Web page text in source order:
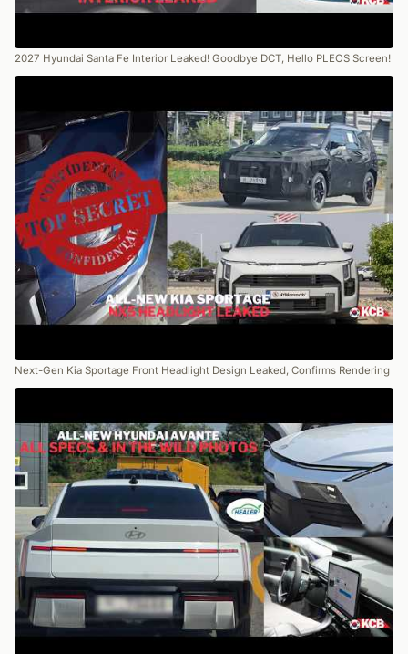
2027 Hyundai Santa Fe Interior Leaked! Goodbye DCT, Hello PLEOS Screen!
Next-Gen Kia Sportage Front Headlight Design Leaked, Confirms Rendering